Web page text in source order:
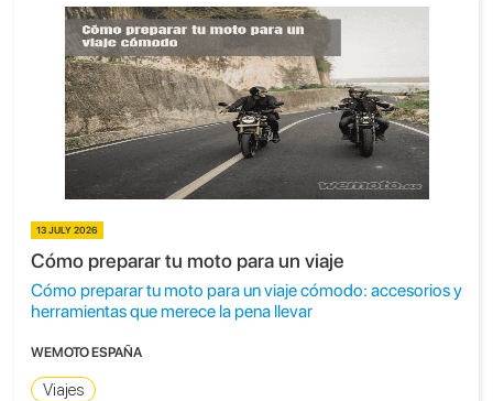
13 JULY 2026
Cómo preparar tu moto para un viaje
Cómo preparar tu moto para un viaje cómodo: accesorios y
herramientas que merece la pena llevar
WEMOTO ESPAÑA
Viajes